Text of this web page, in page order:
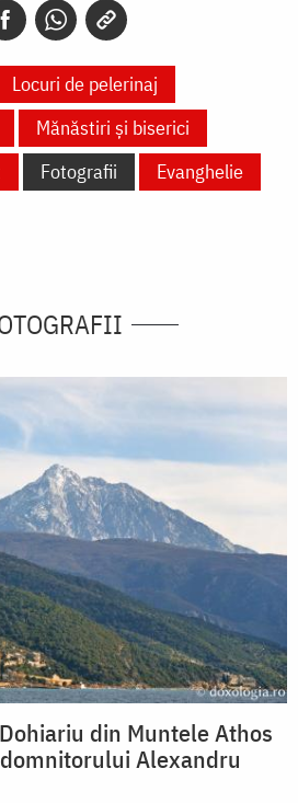
Locuri de pelerinaj
Mănăstiri și biserici
Fotografii
Evanghelie
din Muntele Athos
Alexandru